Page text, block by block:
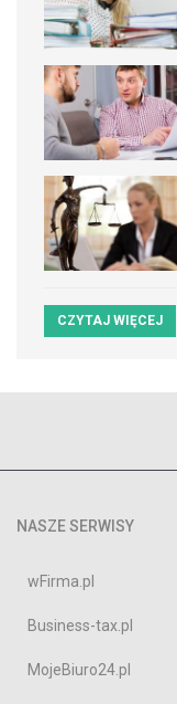
CZYTAJ WIĘCEJ
NASZE SERWISY
wFirma.pl
Business-tax.pl
MojeBiuro24.pl